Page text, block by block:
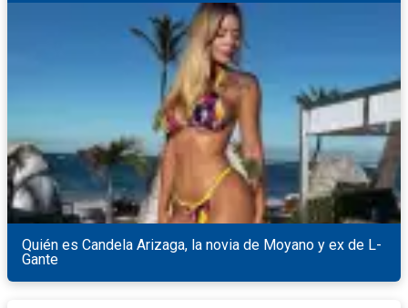
Quién es Candela Arizaga, la novia de Moyano y ex de L-
Gante